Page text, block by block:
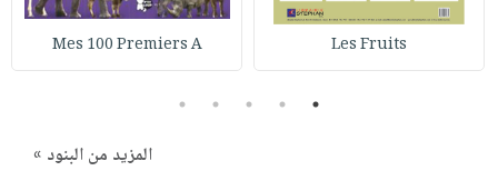
Les Fruits
Mes 100 Premiers A
1
2
3
4
5
المزيد من البنود »